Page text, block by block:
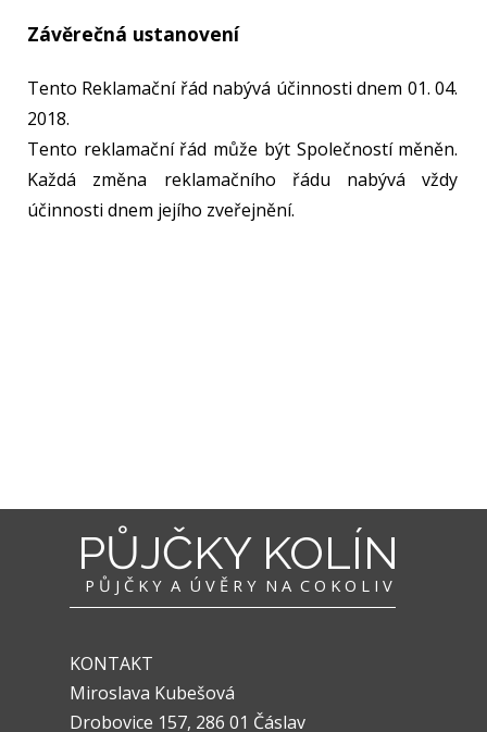
Závěrečná ustanovení
Tento Reklamační řád nabývá účinnosti dnem 01. 04.
2018.
Tento reklamační řád může být Společností měněn.
Každá změna reklamačního řádu nabývá vždy
účinnosti dnem jejího zveřejnění.
PŮJČKY KOLÍN
P Ů J Č K Y A Ú V Ě R Y N A C O K O L I V
KONTAKT
Miroslava Kubešová
Drobovice 157, 286 01 Čáslav